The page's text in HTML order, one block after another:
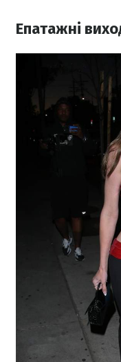
Епатажні